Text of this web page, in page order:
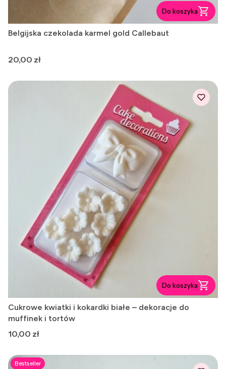
Do koszyka
Belgijska czekolada karmel gold Callebaut
Cena
20,00 zł
Do koszyka
Cukrowe kwiatki i kokardki białe – dekoracje do
muffinek i tortów
Cena
10,00 zł
Bestseller